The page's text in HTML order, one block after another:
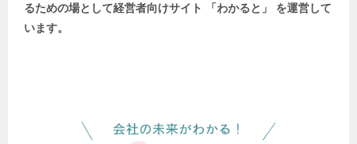
るための場として経営者向けサイト 「わかると」 を運営して
います。